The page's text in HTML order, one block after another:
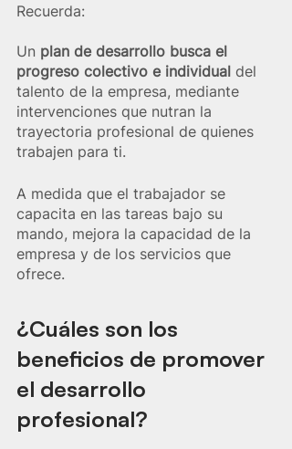
Recuerda:
Un plan de desarrollo busca el
progreso colectivo e individual del
talento de la empresa, mediante
intervenciones que nutran la
trayectoria profesional de quienes
trabajen para ti.
A medida que el trabajador se
capacita en las tareas bajo su
mando, mejora la capacidad de la
empresa y de los servicios que
ofrece.
¿Cuáles son los
beneficios de promover
el desarrollo
profesional?